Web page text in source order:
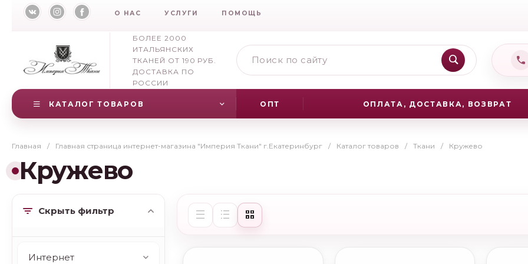
О НАС УСЛУГИ ПОМОЩЬ
БОЛЕЕ 2000
ИТАЛЬЯНСКИХ
ТКАНЕЙ ОТ 190 РУБ.
ДОСТАВКА ПО
РОССИИ
КАТАЛОГ ТОВАРОВ ОПТ ОПЛАТА, ДОСТАВКА, ВОЗВРАТ
Главная / Главная страница интернет-магазина "Империя Ткани" г.Екатеринбург / Каталог товаров / Ткани / Кружево
Кружево
Скрыть фильтр
Интернет